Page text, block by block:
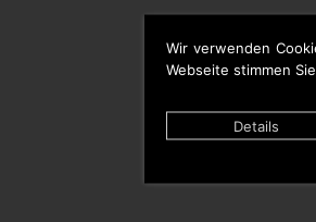
Wir verwenden
Webseite stimmen
Details